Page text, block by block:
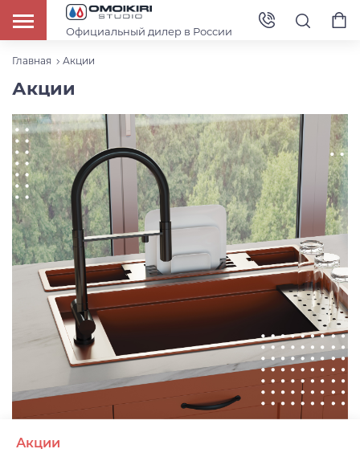
Официальный дилер в России
Главная Акции
Акции
Акции